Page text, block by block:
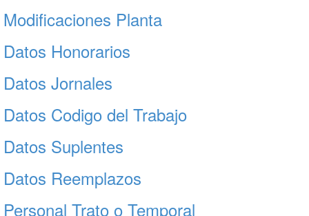
Modificaciones Planta
Datos Honorarios
Datos Jornales
Datos Codigo del Trabajo
Datos Suplentes
Datos Reemplazos
Personal Trato o Temporal